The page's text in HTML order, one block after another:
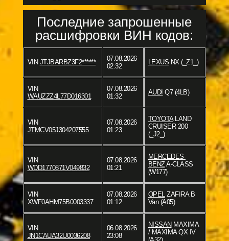
Последние запрошенные
расшифровки ВИН кодов:
VIN JTJBARBZ3F2******
07.08.2026
02:32
LEXUS NX (_Z1_)
VIN
WAUZZZ4L77D016301
07.08.2026
01:32
AUDI Q7 (4LB)
VIN
JTMCV05J304207555
07.08.2026
01:23
TOYOTALAND
CRUISER 200
(_J2_)
VIN
WDD1770871V049832
07.08.2026
01:21
MERCEDES-
BENZA-CLASS
(W177)
VIN
XWF0AHM75B0003337
07.08.2026
01:12
OPELZAFIRA B
Van (A05)
VIN
JN1CAUA32U0036208
06.08.2026
23:08
NISSAN MAXIMA
/ MAXIMA QX IV